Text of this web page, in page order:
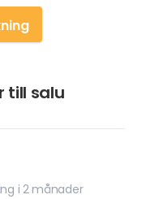
till salu
i 2 månader